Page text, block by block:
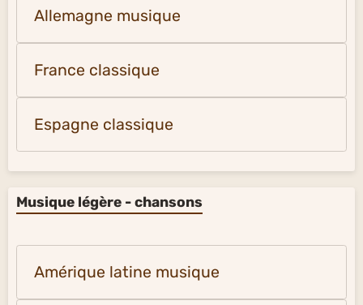
Allemagne musique
France classique
Espagne classique
Musique légère - chansons
Amérique latine musique